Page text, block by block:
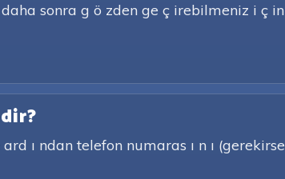
sonra g ö zden ge ç irebilmeniz i ç
ı ndan telefon numaras ı n ı